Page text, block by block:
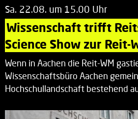
Sa. 22.08. um 15.00 Uhr
Wissenschaft trifft
Science Show zur Reit-
Wenn in Aachen die Reit-WM
Wissenschaftsbüro Aachen
Hochschullandschaft bestehend